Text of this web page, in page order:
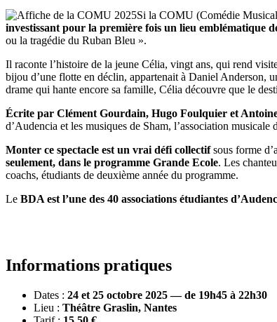
Si la COMU (Comédie
investissant pour la première fois un lieu emblématique
ou la tragédie du Ruban Bleu ».
Il raconte l’histoire de la jeune Célia, vingt ans, qui rend
bijou d’une flotte en déclin, appartenait à Daniel Anderson,
drame qui hante encore sa famille, Célia découvre que le
Écrite par Clément Gourdain, Hugo Foulquier et
d’Audencia et les musiques de Sham, l’association musicale
Monter ce spectacle est un vrai défi collectifsous forme
seulement, dans le programme Grande Ecole. Les
coachs, étudiants de deuxième année du programme.
Le BDA est l’une des 40 associations étudiantes
Informations pratiques
Dates : 24 et 25 octobre 2025 — de 19h45 à 22h30
Lieu : Théâtre Graslin, Nantes